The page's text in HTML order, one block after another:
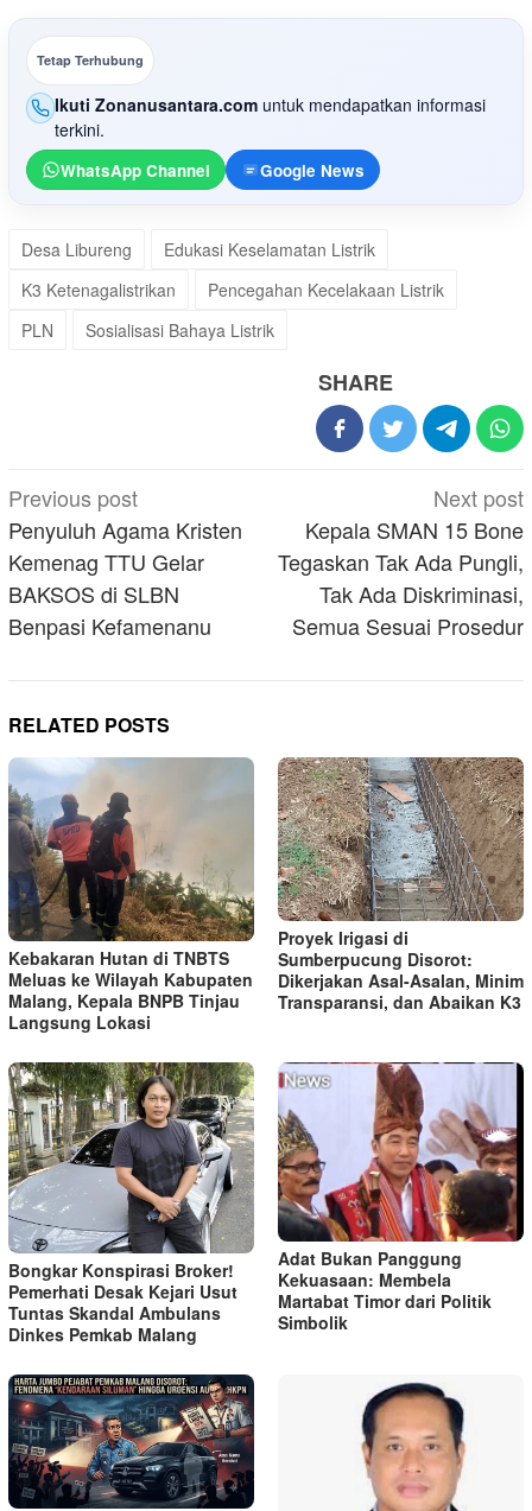
Tetap Terhubung
Ikuti Zonanusantara.com untuk mendapatkan informasi
terkini.
WhatsApp Channel Google News
Desa Libureng
Edukasi Keselamatan Listrik
K3 Ketenagalistrikan
Pencegahan Kecelakaan Listrik
PLN
Sosialisasi Bahaya Listrik
SHARE
Post
navigation
Previous post
Penyuluh Agama Kristen
Kemenag TTU Gelar
BAKSOS di SLBN
Benpasi Kefamenanu
Next post
Kepala SMAN 15 Bone
Tegaskan Tak Ada Pungli,
Tak Ada Diskriminasi,
Semua Sesuai Prosedur
RELATED POSTS
Kebakaran Hutan di TNBTS
Meluas ke Wilayah Kabupaten
Malang, Kepala BNPB Tinjau
Langsung Lokasi
Proyek Irigasi di
Sumberpucung Disorot:
Dikerjakan Asal-Asalan, Minim
Transparansi, dan Abaikan K3
Bongkar Konspirasi Broker!
Pemerhati Desak Kejari Usut
Tuntas Skandal Ambulans
Dinkes Pemkab Malang
Adat Bukan Panggung
Kekuasaan: Membela
Martabat Timor dari Politik
Simbolik